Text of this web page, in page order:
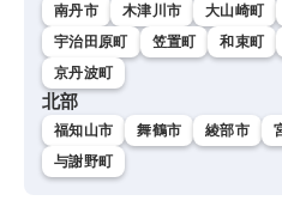
南丹市
木津川市 大山崎町
宇治田原町
笠置町 和束町
京丹波町
北部
福知山市 舞鶴市 綾部市
与謝野町